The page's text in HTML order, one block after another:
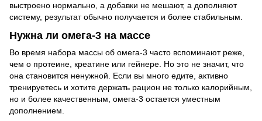
выстроено нормально, а добавки не мешают, а дополняют
систему, результат обычно получается и более стабильным.
Нужна ли омега-3 на массе
Во время набора массы об омега-3 часто вспоминают реже,
чем о протеине, креатине или гейнере. Но это не значит, что
она становится ненужной. Если вы много едите, активно
тренируетесь и хотите держать рацион не только калорийным,
но и более качественным, омега-3 остается уместным
дополнением.